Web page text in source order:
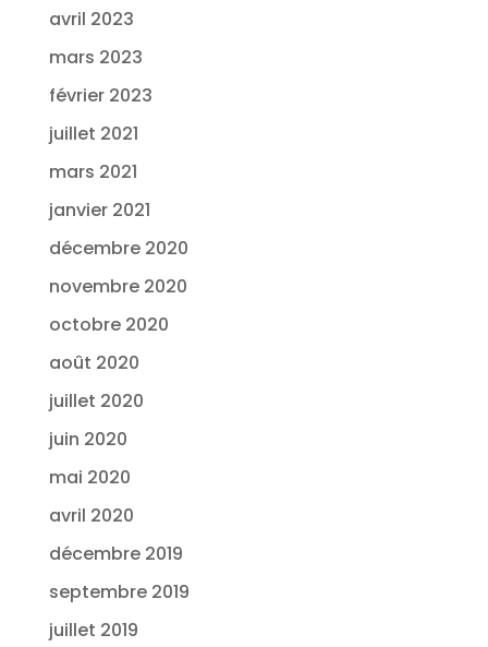
avril 2023
mars 2023
février 2023
juillet 2021
mars 2021
janvier 2021
décembre 2020
novembre 2020
octobre 2020
août 2020
juillet 2020
juin 2020
mai 2020
avril 2020
décembre 2019
septembre 2019
juillet 2019